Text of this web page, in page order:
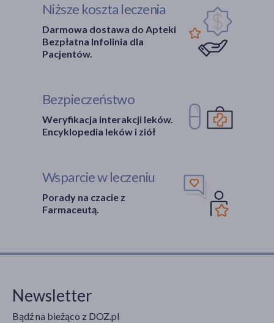
Niższe koszta leczenia
Darmowa dostawa do Apteki
Bezpłatna Infolinia dla
Pacjentów.
Bezpieczeństwo
Weryfikacja interakcji leków.
Encyklopedia leków i ziół
Wsparcie w leczeniu
Porady na czacie z
Farmaceutą.
Newsletter
Bądź na bieżąco z DOZ.pl